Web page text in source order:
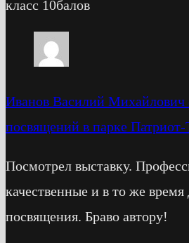
класс 10балов
Иванов Василий Михайлович
посвящений в парке Патриот-
Посмотрел выставку.
качественные и в то же
посвящения. Браво автору!